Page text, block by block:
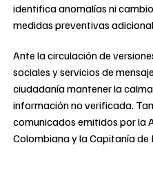
identifica anomalías ni
medidas preventivas
Ante la circulación de
sociales y servicios de
ciudadanía mantener la
información no verificada.
comunicados emitidos por la
Colombiana y la Capitanía de